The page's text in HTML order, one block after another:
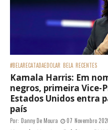
#BELARECATADAEDOLAR BELA RECENTES
Kamala Harris: Em
negros, primeira Vice-
Estados Unidos entra
país
Por: Danny De Moura 07 Novembro